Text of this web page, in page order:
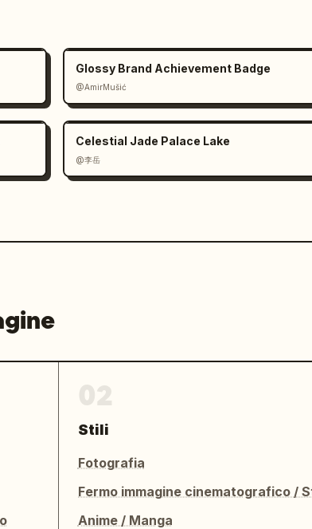
Glossy Brand Achievement Badge
@AmirMušić
Celestial Jade Palace Lake
@李岳
Stili
Fotografia
Anime / Manga